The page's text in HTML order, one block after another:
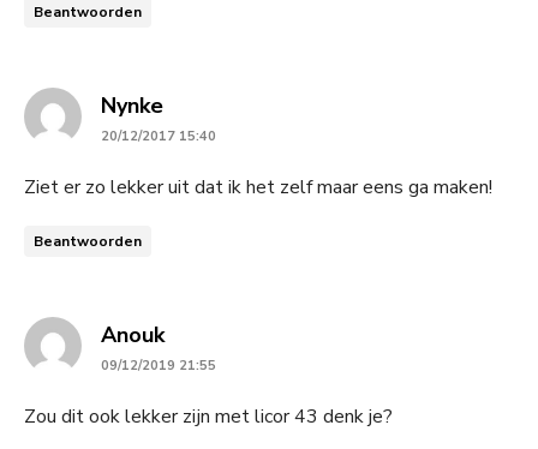
Beantwoorden
Nynkesays:
20/12/2017 15:40
Ziet er zo lekker uit dat ik het zelf maar eens ga maken!
Beantwoorden
Anouksays:
09/12/2019 21:55
Zou dit ook lekker zijn met licor 43 denk je?